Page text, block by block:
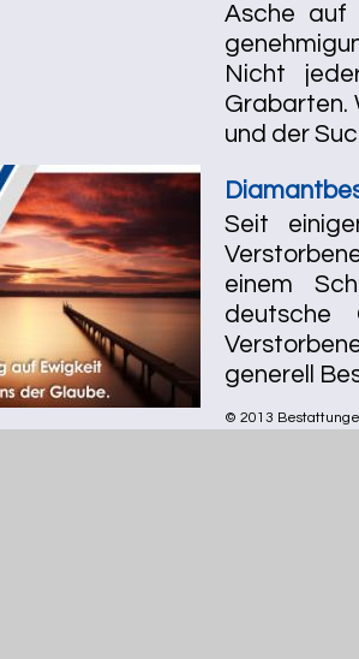
Asche auf
Nicht
Grabarten.
und der
Seit
einem
deutsche
generell
© 2013